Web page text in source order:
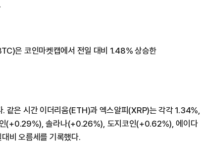
은 코인마켓캡에서 전일 대비 1.48% 상승한
같은 시간 이더리움(ETH)과 엑스알피(XRP)는 각각 1.34%,
인(+0.29%), 솔라나(+0.26%), 도지코인(+0.62%), 에이다
비 오름세를 기록했다.